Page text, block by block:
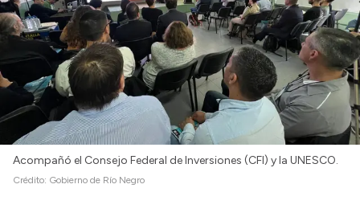
Consulta de expedientes
Consulta de pago a proveedores
Convocatorias
Intranet
Login
Acompañó el Consejo Federal de Inversiones (CFI) y la UNESCO.
Crédito: Gobierno de Río Negro